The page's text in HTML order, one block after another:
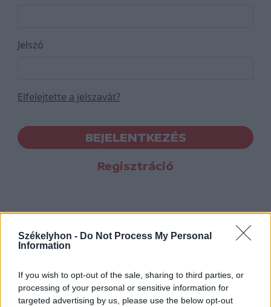
Székelyhon - Do Not Process My Personal
Information
If you wish to opt-out of the sale, sharing to third parties, or
processing of your personal or sensitive information for
targeted advertising by us, please use the below opt-out
Jelszó
Elfelejtette a jelszavát?
BEJELENTKEZÉS
Regisztráció